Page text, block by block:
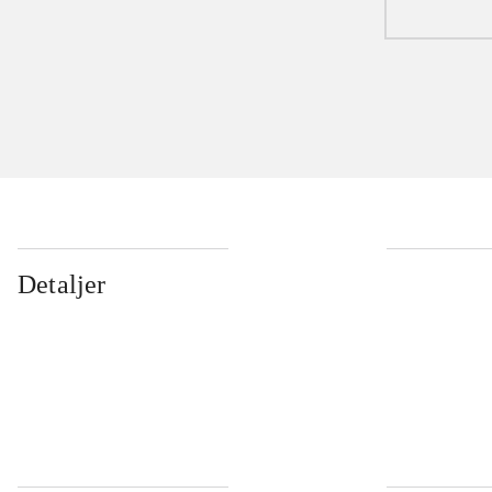
Detaljer